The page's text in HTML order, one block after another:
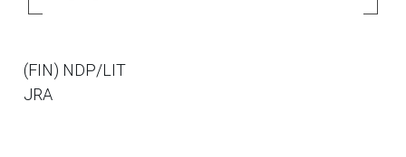
(FIN) NDP/LIT
JRA